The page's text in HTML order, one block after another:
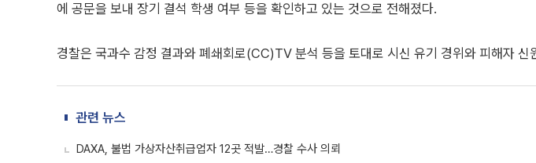
에 공문을 보내 장기 결석 학생 여부 등을 확인하고 있는 것으로 전해졌다.
경찰은 국과수 감정 결과와 폐쇄회로(CC)TV 분석 등을 토대로 시신 유기 경위와 피해자 신
관련 뉴스
DAXA, 불법 가상자산취급업자 12곳 적발…경찰 수사 의뢰